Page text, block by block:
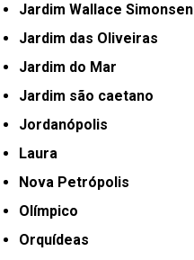
Jardim Wallace Simonsen
Jardim das Oliveiras
Jardim do Mar
Jardim são caetano
Jordanópolis
Laura
Nova Petrópolis
Olímpico
Orquídeas